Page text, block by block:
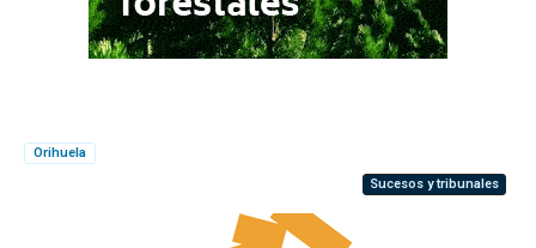
Orihuela
Sucesos y tribunales